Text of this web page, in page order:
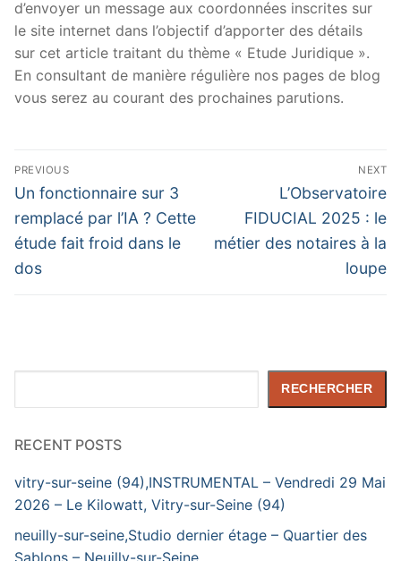
d’envoyer un message aux coordonnées inscrites sur
le site internet dans l’objectif d’apporter des détails
sur cet article traitant du thème « Etude Juridique ».
En consultant de manière régulière nos pages de blog
vous serez au courant des prochaines parutions.
Navigation
de
l’article
PREVIOUS
Previous
post:
Un fonctionnaire sur 3
remplacé par l’IA ? Cette
étude fait froid dans le
dos
NEXT
Next
post:
L’Observatoire
FIDUCIAL 2025 : le
métier des notaires à la
loupe
RECHERCHER
RECENT POSTS
vitry-sur-seine (94),INSTRUMENTAL – Vendredi 29 Mai
2026 – Le Kilowatt, Vitry-sur-Seine (94)
neuilly-sur-seine,Studio dernier étage – Quartier des